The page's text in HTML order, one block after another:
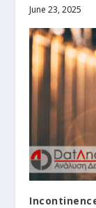
June 23, 2025